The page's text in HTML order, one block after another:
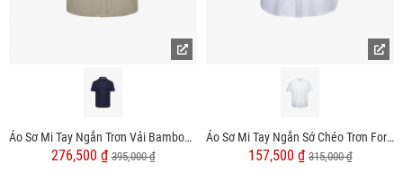
Áo Sơ Mi Tay Ngắn Trơn Vải Bamboo Cổ Cutaway Form Slimfit SM153
276,500 ₫395,000 ₫
Áo Sơ Mi Tay Ngắn Sớ Chéo Trơn Form Regular SM178
157,500 ₫315,000 ₫